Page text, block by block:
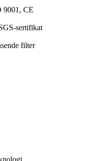
9001, CE
sertifikat
filter